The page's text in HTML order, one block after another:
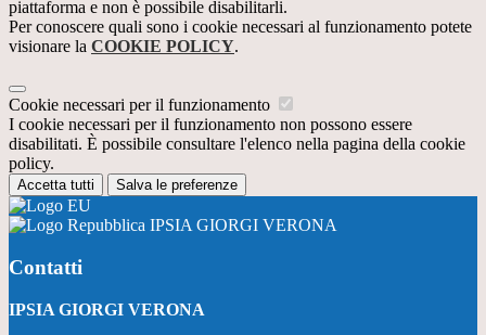
piattaforma e non è possibile disabilitarli.
Per conoscere quali sono i cookie necessari al funzionamento potete
visionare la COOKIE POLICY.
Cookie necessari per il funzionamento
I cookie necessari per il funzionamento non possono essere
disabilitati. È possibile consultare l'elenco nella pagina della cookie
policy.
Accetta tutti Salva le preferenze
IPSIA GIORGI VERONA
Contatti
IPSIA GIORGI VERONA